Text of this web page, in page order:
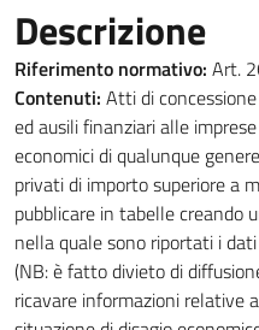
Descrizione
Riferimento normativo: Art.
Contenuti: Atti di
ed ausili finanziari alle
economici di qualunque
privati di importo superiore a
pubblicare in tabelle creando
nella quale sono riportati i
(NB: è fatto divieto di
ricavare informazioni relative